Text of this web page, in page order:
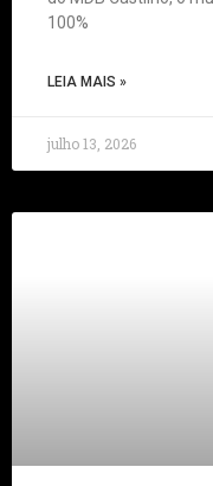
100%
LEIA MAIS »
julho 13, 2026